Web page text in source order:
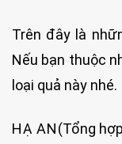
Trên đây là
Nếu bạn thuộc
loại quả này nhé.
HẠ AN(Tổng